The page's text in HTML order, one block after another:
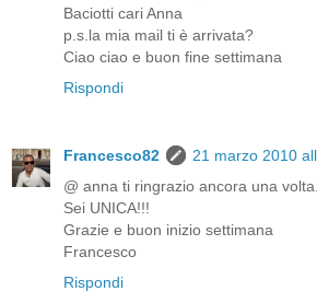
Baciotti cari Anna
p.s.la mia mail ti è arrivata?
Ciao ciao e buon fine settimana
Rispondi
Francesco82
21 marzo 2010
@ anna ti ringrazio ancora una
Sei UNICA!!!
Grazie e buon inizio settimana
Francesco
Rispondi